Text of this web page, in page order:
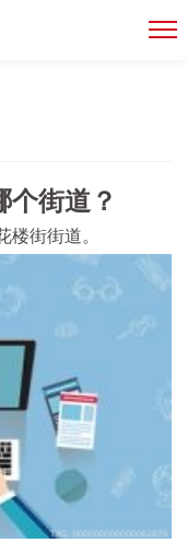
个街道？
楼街街道。